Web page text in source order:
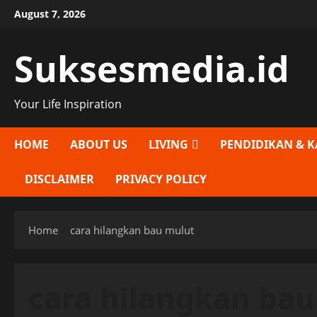
SkipAugust 7, 2026
Suksesmedia.id
Your Life Inspiration
HOME ABOUT US LIVING PENDIDIKAN &
DISCLAIMER PRIVACY POLICY
Home cara hilangkan bau mulut